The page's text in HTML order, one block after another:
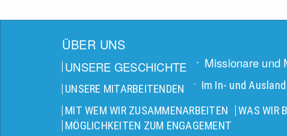
ÜBER UNS
UNSERE GESCHICHTE Missionare und
UNSERE MITARBEITENDEN
Im In- und Ausland
MIT WEM WIR ZUSAMMENARBEITEN
WAS WIR
MÖGLICHKEITEN ZUM ENGAGEMENT